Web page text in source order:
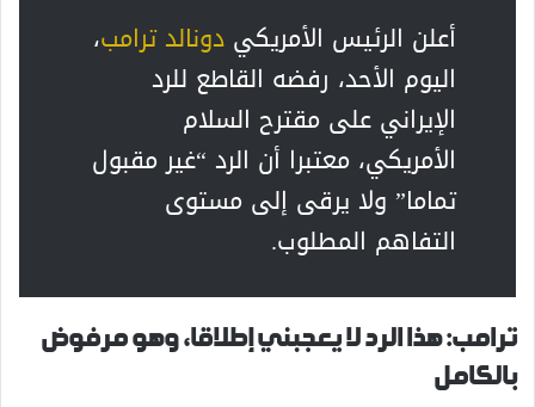
أعلن الرئيس الأمريكي دونالد ترامب،
اليوم الأحد، رفضه القاطع للرد
الإيراني على مقترح السلام
الأمريكي، معتبرا أن الرد “غير مقبول
تماما” ولا يرقى إلى مستوى
التفاهم المطلوب.
ترامب: هذا الرد لا يعجبني إطلاقا، وهو مرفوض
بالكامل